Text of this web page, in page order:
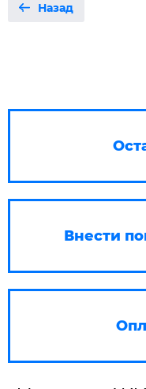
Назад
Внести